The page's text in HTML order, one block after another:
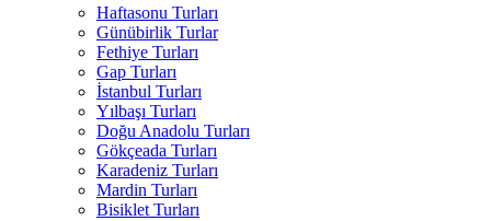
Haftasonu Turları
Günübirlik Turlar
Fethiye Turları
Gap Turları
İstanbul Turları
Yılbaşı Turları
Doğu Anadolu Turları
Gökçeada Turları
Karadeniz Turları
Mardin Turları
Bisiklet Turları